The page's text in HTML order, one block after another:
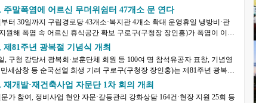
육군본부 주관 ‘6.25 전쟁 무공...
주말폭염에 어르신 무더위쉼터 47개소 문 연다
터 30일까지 구립경로당 43개소·복지관 4개소 확대 운영휴일 냉방비·관
원해 폭염 속 어르신 휴식공간 확보 구로구(구청장 장인홍)가 폭염이 이어
데 어르신들이 주말과 휴일에도 가까...
제81주년 광복절 기념식 개최
, 구청 강당서 광복회·보훈단체 회원 등 100여 명 참석유공자 표창, 기념영
순국선열 희생 기려 구로구(구청장 장인홍)는 제81주년 광복절
는 8월 13일(목) 오전 10시 30분 ...
재개발·재건축사업 자문단 1차 회의 개최
가 참여, 정비사업 현안 자문·갈등관리 강화상담 164건·현장 지원 25회 등